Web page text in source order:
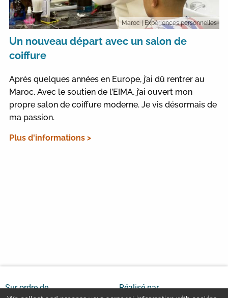
Maroc | Expériences personnelles
Un nouveau départ avec un salon de
coiffure
Après quelques années en Europe, j’ai dû rentrer au
Maroc. Avec le soutien de l’EIMA, j’ai ouvert mon
propre salon de coiffure moderne. Je vis désormais de
ma passion.
Plus d'informations >
Sur ordre de Réalisé par